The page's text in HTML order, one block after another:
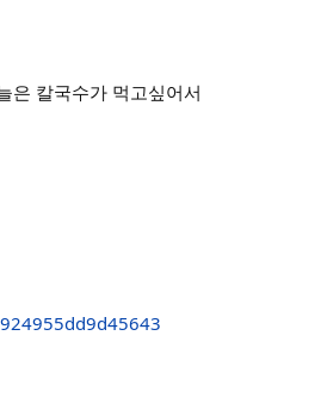
은 칼국수가 먹고싶어서